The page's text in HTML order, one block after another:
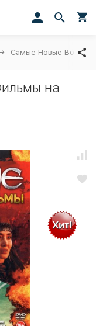
Самые Новые
на
Хит!